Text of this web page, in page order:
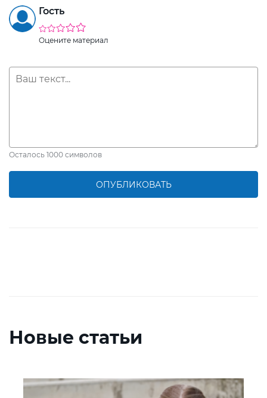
Гость
Оцените материал
Осталось 1000 символов
ОПУБЛИКОВАТЬ
Новые статьи